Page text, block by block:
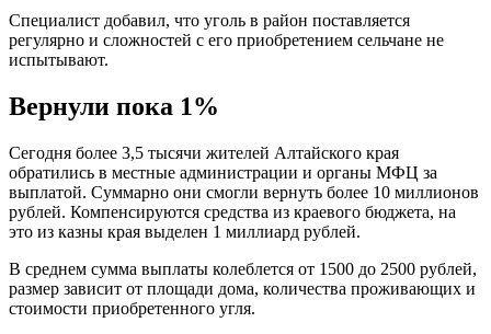
Специалист добавил, что уголь в район поставляется
регулярно и сложностей с его приобретением сельчане не
испытывают.
Вернули пока 1%
Сегодня более 3,5 тысячи жителей Алтайского края
обратились в местные администрации и органы МФЦ за
выплатой. Суммарно они смогли вернуть более 10 миллионов
рублей. Компенсируются средства из краевого бюджета, на
это из казны края выделен 1 миллиард рублей.
В среднем сумма выплаты колеблется от 1500 до 2500 рублей,
размер зависит от площади дома, количества проживающих и
стоимости приобретенного угля.